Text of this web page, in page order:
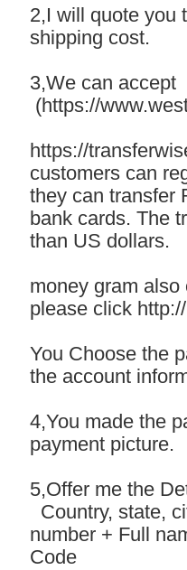
2,I will quote you
shipping cost.
3,We can accept
(https://
https://
customers can
they can transfer
bank cards. The
than US dollars.
money gram
please click
You Choose the
the account
4,You made the
payment picture.
5,Offer me the
Country, state,
number + Full
Code